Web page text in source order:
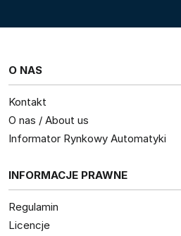
O NAS
Kontakt
O nas / About us
Informator Rynkowy Automatyki
INFORMACJE PRAWNE
Regulamin
Licencje